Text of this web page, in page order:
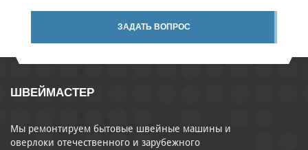
ЗАДАТЬ ВОПРОС
ШВЕЙМАСТЕР
Мы ремонтируем бытовые швейные машины и
оверлоки отечественного и зарубежного